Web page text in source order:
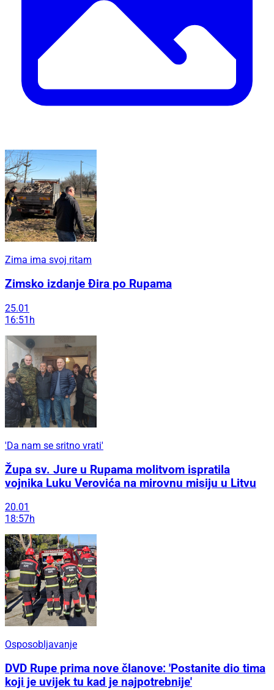
Zima ima svoj ritam
Zimsko izdanje Đira po Rupama
25.01
16:51h
'Da nam se sritno vrati'
Župa sv. Jure u Rupama molitvom ispratila
vojnika Luku Verovića na mirovnu misiju u Litvu
20.01
18:57h
Osposobljavanje
DVD Rupe prima nove članove: 'Postanite dio tima
koji je uvijek tu kad je najpotrebnije'